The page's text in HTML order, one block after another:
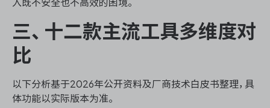
入既不安全也不高效的困境。
三、十二款主流工具多维度对
比
以下分析基于2026年公开资料及厂商技术白皮书整理，具
体功能以实际版本为准。